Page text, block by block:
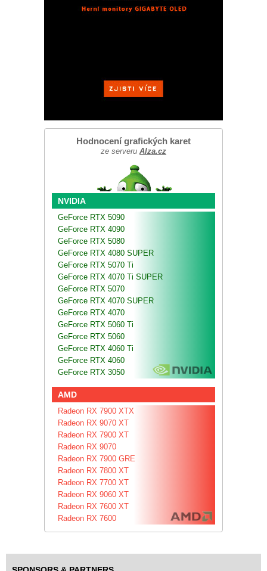
Hodnocení grafických karet
ze serveru Alza.cz
NVIDIA
GeForce RTX 5090
GeForce RTX 4090
GeForce RTX 5080
GeForce RTX 4080 SUPER
GeForce RTX 5070 Ti
GeForce RTX 4070 Ti SUPER
GeForce RTX 5070
GeForce RTX 4070 SUPER
GeForce RTX 4070
GeForce RTX 5060 Ti
GeForce RTX 5060
GeForce RTX 4060 Ti
GeForce RTX 4060
GeForce RTX 3050
AMD
Radeon RX 7900 XTX
Radeon RX 9070 XT
Radeon RX 7900 XT
Radeon RX 9070
Radeon RX 7900 GRE
Radeon RX 7800 XT
Radeon RX 7700 XT
Radeon RX 9060 XT
Radeon RX 7600 XT
Radeon RX 7600